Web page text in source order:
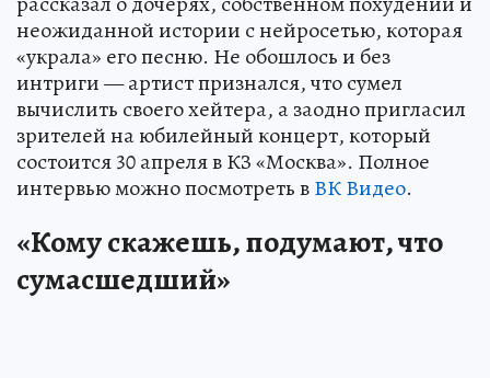
неожиданной истории с нейросетью, которая
«украла» его песню. Не обошлось и без
интриги — артист признался, что сумел
вычислить своего хейтера, а заодно пригласил
зрителей на юбилейный концерт, который
состоится 30 апреля в КЗ «Москва». Полное
интервью можно посмотреть вВК Видео.
«Кому скажешь, подумают, что
сумасшедший»